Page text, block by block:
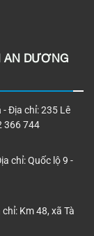
AN DƯƠNG
- Địa chỉ: 235 Lê
366 744
chỉ: Quốc lộ 9 -
chỉ: Km 48, xã Tà